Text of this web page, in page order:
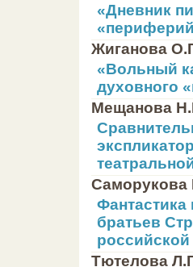
«Дневник
Жиганова
«Вольный
духовного
Мещанова
Саморукова
Фантастика
братьев
российской
Тютелова